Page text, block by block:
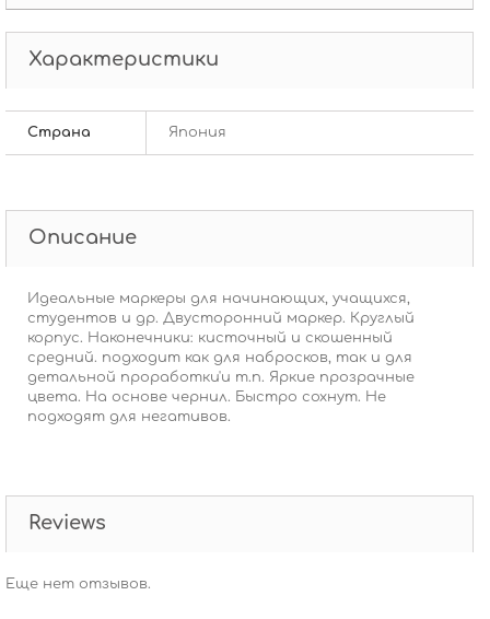
Характеристики
Страна Япония
Описание
Идеальные маркеры для начинающих, учащихся,
студентов и др. Двусторонний маркер. Круглый
корпус. Наконечники: кисточный и скошенный
средний. подходит как для набросков, так и для
детальной проработки'и т.п. Яркие прозрачные
цвета. На основе чернил. Быстро сохнут. Не
подходят для негативов.
Reviews
Еще нет отзывов.